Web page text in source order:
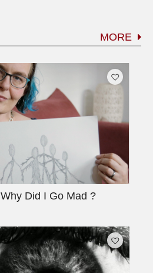
MORE
Why Did I Go Mad ?